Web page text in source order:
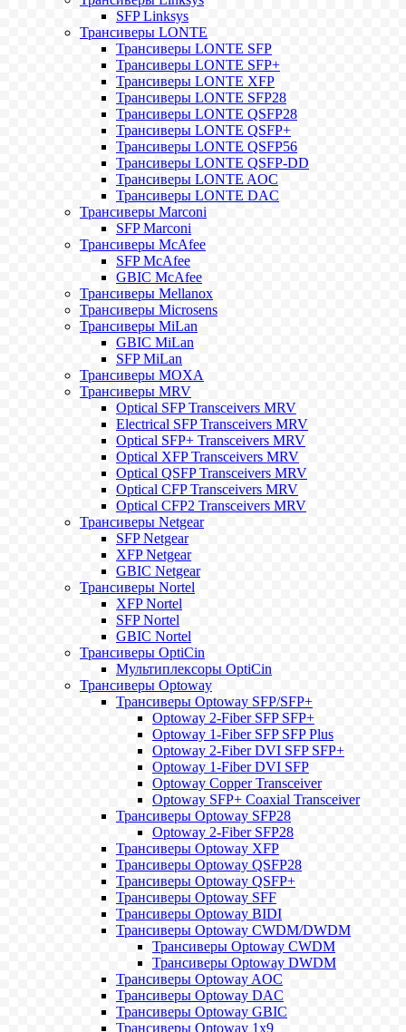
SFP Linksys
Трансиверы LONTE
Трансиверы LONTE SFP
Трансиверы LONTE SFP+
Трансиверы LONTE XFP
Трансиверы LONTE SFP28
Трансиверы LONTE QSFP28
Трансиверы LONTE QSFP+
Трансиверы LONTE QSFP56
Трансиверы LONTE QSFP-DD
Трансиверы LONTE AOC
Трансиверы LONTE DAC
Трансиверы Marconi
SFP Marconi
Трансиверы McAfee
SFP McAfee
GBIC McAfee
Трансиверы Mellanox
Трансиверы Microsens
Трансиверы MiLan
GBIC MiLan
SFP MiLan
Трансиверы MOXA
Трансиверы MRV
Optical SFP Transceivers MRV
Electrical SFP Transceivers MRV
Optical SFP+ Transceivers MRV
Optical XFP Transceivers MRV
Optical QSFP Transceivers MRV
Optical CFP Transceivers MRV
Optical CFP2 Transceivers MRV
Трансиверы Netgear
SFP Netgear
XFP Netgear
GBIC Netgear
Трансиверы Nortel
XFP Nortel
SFP Nortel
GBIC Nortel
Трансиверы OptiCin
Мультиплексоры OptiCin
Трансиверы Optoway
Трансиверы Optoway SFP/SFP+
Optoway 2-Fiber SFP SFP+
Optoway 1-Fiber SFP SFP Plus
Optoway 2-Fiber DVI SFP SFP+
Optoway 1-Fiber DVI SFP
Optoway Copper Transceiver
Optoway SFP+ Coaxial Transceiver
Трансиверы Optoway SFP28
Optoway 2-Fiber SFP28
Трансиверы Optoway XFP
Трансиверы Optoway QSFP28
Трансиверы Optoway QSFP+
Трансиверы Optoway SFF
Трансиверы Optoway BIDI
Трансиверы Optoway CWDM/DWDM
Трансиверы Optoway CWDM
Трансиверы Optoway DWDM
Трансиверы Optoway AOC
Трансиверы Optoway DAC
Трансиверы Optoway GBIC
Трансиверы Optoway 1х9